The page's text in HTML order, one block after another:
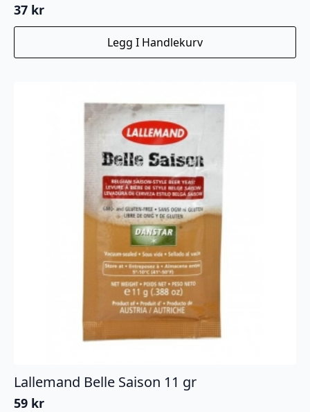
37 kr
Legg I Handlekurv
Lallemand Belle Saison 11 gr
59 kr